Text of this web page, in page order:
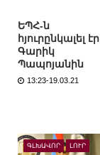
ԵՊՀ-ն
հյուրընկալել էր
Գարիկ
Պապոյանին
13:23-19.03.21
ԳԼԽԱՎՈՐ ԼՈՒՐ